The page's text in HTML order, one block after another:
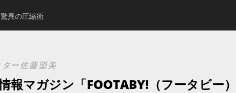
異の圧縮術 スタジオアリスの新ブランド「Studio Moaly（ス
ー佐藤望美
報マガジン「FOOTABY!（フータビー）